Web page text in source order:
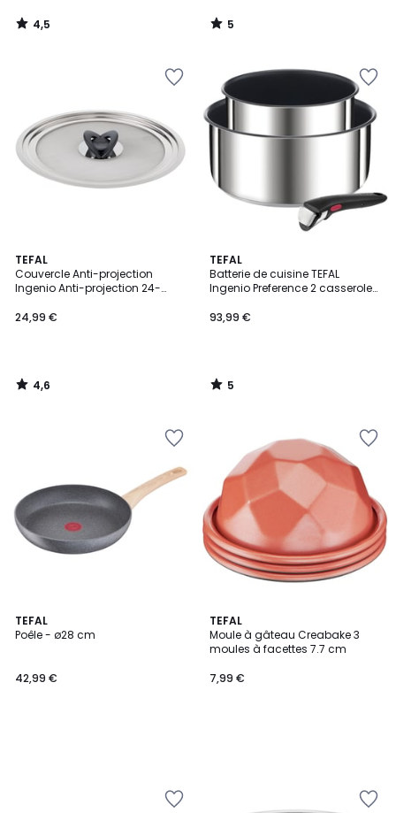
4,5
/
5
/
TEFAL
Couvercle Anti-projection
Ingenio Anti-projection 24-
24,99 €
4,6
/ 5
4,6
/
TEFAL
Batterie de cuisine TEFAL
Ingenio Preference 2 casseroles
93,99 €
5
/
5
5
/
TEFAL
Poêle - ø28 cm
42,99 €
TEFAL
Moule à gâteau Creabake 3
moules à facettes 7.7 cm
7,99 €